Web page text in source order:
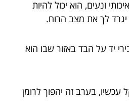
ונעים, הוא יכול להיות
לך את מצב הרוח.
יד על הבד באזור שבו הוא
בערב זה יהפוך לרומן